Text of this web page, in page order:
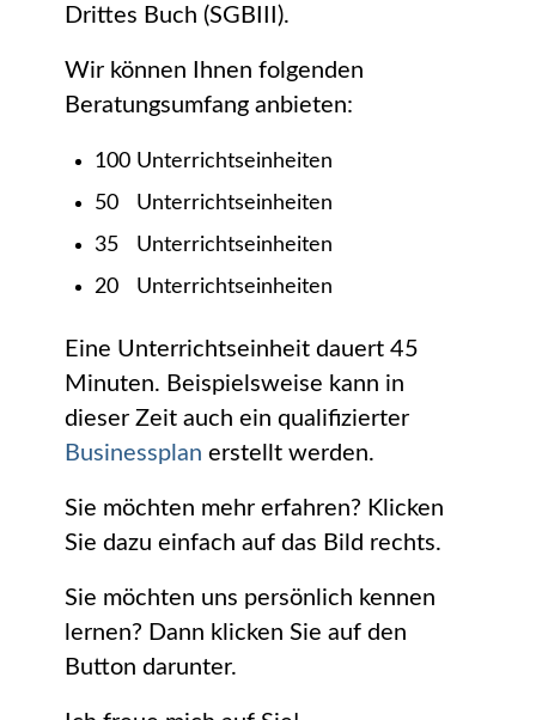
Drittes Buch (SGBIII).
Wir können Ihnen folgenden
Beratungsumfang anbieten:
100 Unterrichtseinheiten
50 Unterrichtseinheiten
35 Unterrichtseinheiten
20 Unterrichtseinheiten
Eine Unterrichtseinheit dauert 45
Minuten. Beispielsweise kann in
dieser Zeit auch ein qualifizierter
Businessplan erstellt werden.
Sie möchten mehr erfahren? Klicken
Sie dazu einfach auf das Bild rechts.
Sie möchten uns persönlich kennen
lernen? Dann klicken Sie auf den
Button darunter.